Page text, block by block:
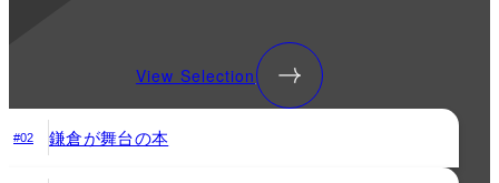
View Selection
#02 鎌倉が舞台の本